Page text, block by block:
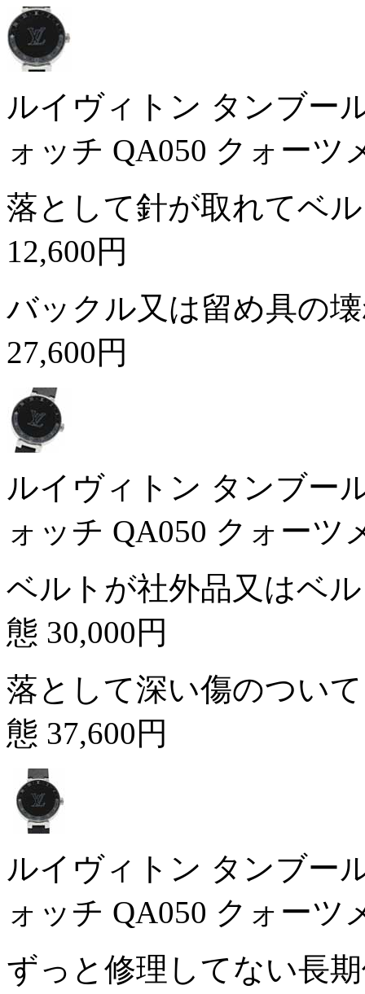
ルイヴィトン タンブー
ォッチ QA050 クォーツ
落として針が取れてベ
12,600円
バックル又は留め具の
27,600円
ルイヴィトン タンブー
ォッチ QA050 クォーツ
ベルトが社外品又はベ
態 30,000円
落として深い傷のつい
態 37,600円
ルイヴィトン タンブー
ォッチ QA050 クォーツ
ずっと修理してない長